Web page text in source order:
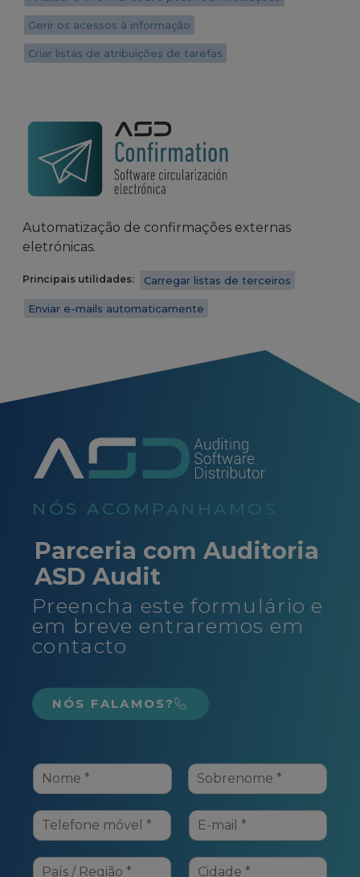
Gerir os acessos à informação
Criar listas de atribuições de tarefas
Automatização de confirmações externas
eletrónicas.
Principais utilidades: Carregar listas de terceiros
Enviar e-mails automaticamente
NÓS ACOMPANHAMOS
Parceria com Auditoria
ASD Audit
Preencha este formulário e
em breve entraremos em
contacto
NÓS FALAMOS?